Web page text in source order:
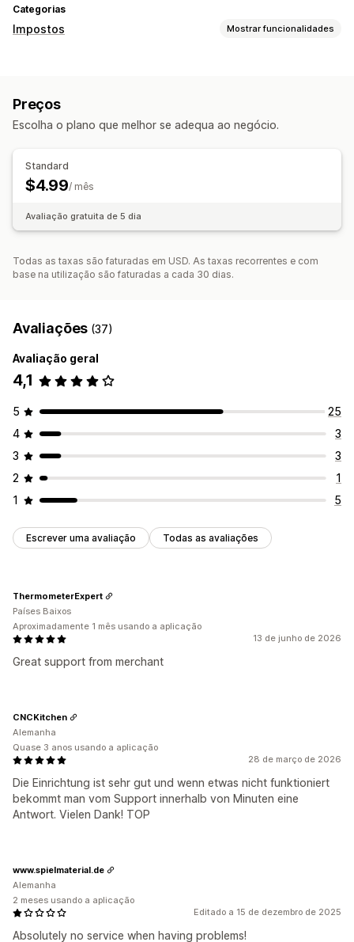
Categorias
Impostos Mostrar funcionalidades
Registo
Comunicação e submissão
Exportação de dados
Preços
Escolha o plano que melhor se adequa ao negócio.
Standard
$4.99/ mês
Avaliação gratuita de 5 dia
Todas as taxas são faturadas em USD. As taxas recorrentes e com
base na utilização são faturadas a cada 30 dias.
Avaliações (37)
Avaliação geral
4,1
5
25
4
3
3
3
2
1
1
5
Escrever uma avaliação Todas as avaliações
13 de junho de 2026
Great support from merchant
ThermometerExpert
Países Baixos
Aproximadamente 1 mês usando a aplicação
28 de março de 2026
Die Einrichtung ist sehr gut und wenn etwas nicht funktioniert
bekommt man vom Support innerhalb von Minuten eine
Antwort. Vielen Dank! TOP
CNCKitchen
Alemanha
Quase 3 anos usando a aplicação
Editado a 15 de dezembro de 2025
Absolutely no service when having problems!
www.spielmaterial.de
Alemanha
2 meses usando a aplicação